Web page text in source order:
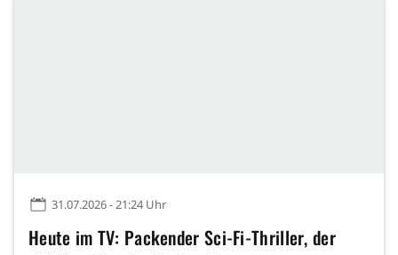
31.07.2026 - 21:24 Uhr
Heute im TV: Packender Sci-Fi-Thriller, der